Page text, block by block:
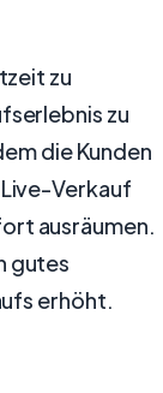
zu
zu
die Kunden
Verkauf
ausräumen.
gutes
erhöht.